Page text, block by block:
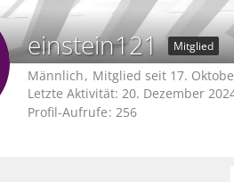
einstein121 Mitglied
Männlich
Mitglied seit 17.
Letzte Aktivität: 20. Dezember
Profil-Aufrufe 256